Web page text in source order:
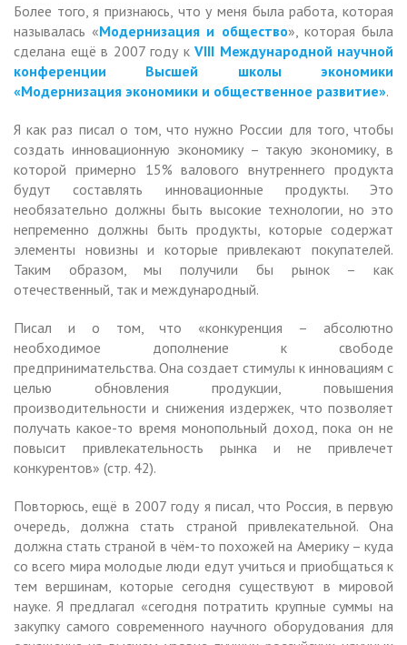
Более того, я признаюсь, что у меня была работа, которая
называлась «Модернизация и общество», которая была
сделана ещё в 2007 году к VIII Международной научной
конференции Высшей школы экономики
«Модернизация экономики и общественное развитие».
Я как раз писал о том, что нужно России для того, чтобы
создать инновационную экономику – такую экономику, в
которой примерно 15% валового внутреннего продукта
будут составлять инновационные продукты. Это
необязательно должны быть высокие технологии, но это
непременно должны быть продукты, которые содержат
элементы новизны и которые привлекают покупателей.
Таким образом, мы получили бы рынок – как
отечественный, так и международный.
Писал и о том, что «конкуренция – абсолютно
необходимое дополнение к свободе
предпринимательства. Она создает стимулы к инновациям с
целью обновления продукции, повышения
производительности и снижения издержек, что позволяет
получать какое-то время монопольный доход, пока он не
повысит привлекательность рынка и не привлечет
конкурентов» (стр. 42).
Повторюсь, ещё в 2007 году я писал, что Россия, в первую
очередь, должна стать страной привлекательной. Она
должна стать страной в чём-то похожей на Америку – куда
со всего мира молодые люди едут учиться и приобщаться к
тем вершинам, которые сегодня существуют в мировой
науке. Я предлагал «сегодня потратить крупные суммы на
закупку самого современного научного оборудования для